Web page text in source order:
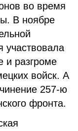
во время
В ноябре
участвовала
и разгроме
войск. А
257-ю
фронта.